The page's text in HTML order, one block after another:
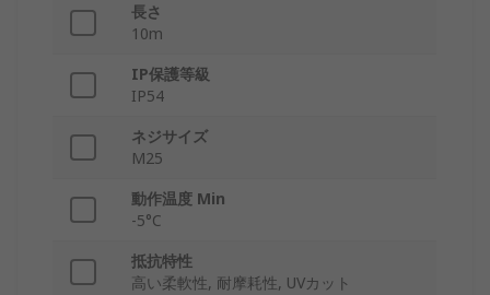
長さ
10m
IP保護等級
IP54
ネジサイズ
M25
動作温度 Min
-5°C
抵抗特性
高い柔軟性, 耐摩耗性, UVカット